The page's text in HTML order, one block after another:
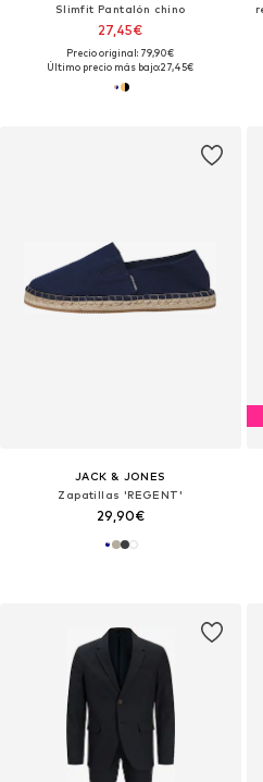
Slimfit Pantalón chino
27,45€
Precio original: 79,90€
Último precio más bajo:27,45€
JACK & JONES
Zapatillas 'REGENT'
29,90€